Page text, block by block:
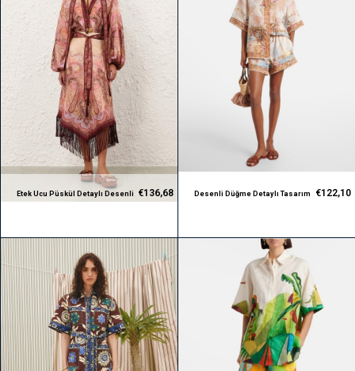
Etek Ucu Püskül Detaylı Desenli
€136,68
Desenli Düğme Detaylı Tasarım
€122,10